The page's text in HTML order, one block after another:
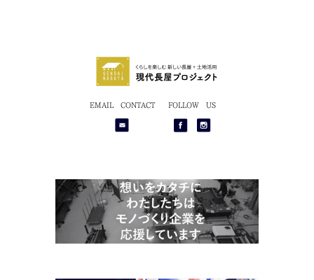
現代長屋プロジェクト
EMAIL CONTACT FOLLOW US